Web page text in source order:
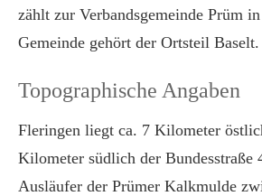
zählt zur Verbandsgemeinde Prüm
Gemeinde gehört der Ortsteil Baselt.
Topographische Angaben
Fleringen liegt ca. 7 Kilometer
Kilometer südlich der Bundesstraße
Ausläufer der Prümer Kalkmulde